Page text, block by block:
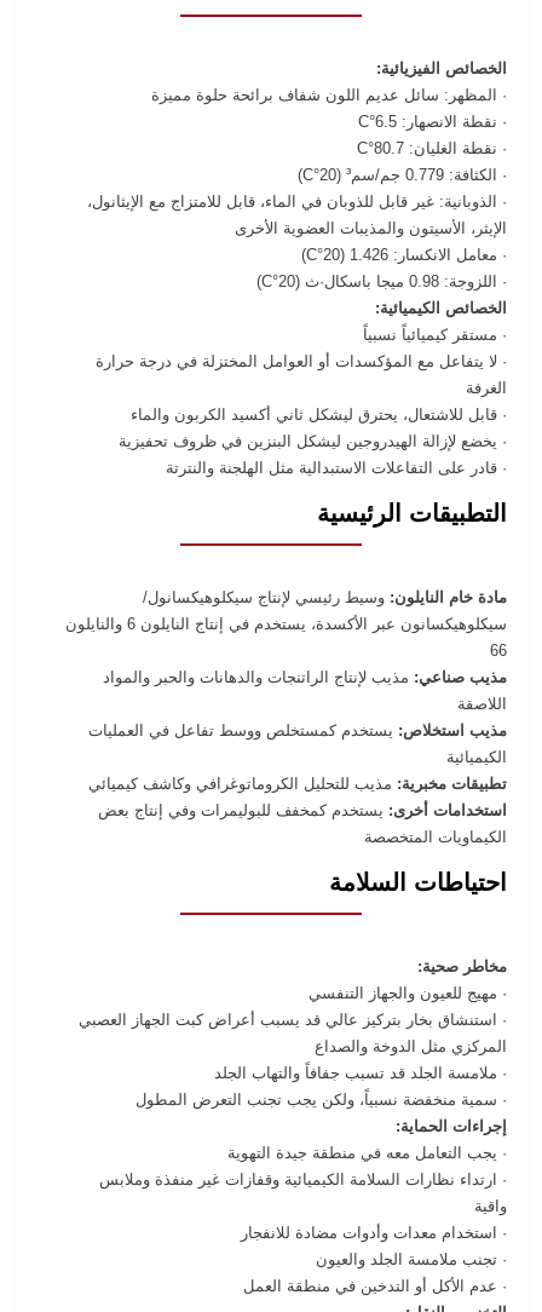
الخصائص الفيزيائية:
· المظهر: سائل عديم اللون شفاف برائحة حلوة مميزة
· نقطة الانصهار: 6.5°C
· نقطة الغليان: 80.7°C
· الكثافة: 0.779 جم/سم³ (20°C)
· الذوبانية: غير قابل للذوبان في الماء، قابل للامتزاج مع الإيثانول،
الإيثر، الأسيتون والمذيبات العضوية الأخرى
· معامل الانكسار: 1.426 (20°C)
· اللزوجة: 0.98 ميجا باسكال·ث (20°C)
الخصائص الكيميائية:
· مستقر كيميائياً نسبياً
· لا يتفاعل مع المؤكسدات أو العوامل المختزلة في درجة حرارة
الغرفة
· قابل للاشتعال، يحترق ليشكل ثاني أكسيد الكربون والماء
· يخضع لإزالة الهيدروجين ليشكل البنزين في ظروف تحفيزية
· قادر على التفاعلات الاستبدالية مثل الهلجنة والنترتة
التطبيقات الرئيسية
مادة خام النايلون: وسيط رئيسي لإنتاج سيكلوهيكسانول/
سيكلوهيكسانون عبر الأكسدة، يستخدم في إنتاج النايلون 6 والنايلون
66
مذيب صناعي: مذيب لإنتاج الراتنجات والدهانات والحبر والمواد
اللاصقة
مذيب استخلاص: يستخدم كمستخلص ووسط تفاعل في العمليات
الكيميائية
تطبيقات مخبرية: مذيب للتحليل الكروماتوغرافي وكاشف كيميائي
استخدامات أخرى: يستخدم كمخفف للبوليمرات وفي إنتاج بعض
الكيماويات المتخصصة
احتياطات السلامة
مخاطر صحية:
· مهيج للعيون والجهاز التنفسي
· استنشاق بخار بتركيز عالي قد يسبب أعراض كبت الجهاز العصبي
المركزي مثل الدوخة والصداع
· ملامسة الجلد قد تسبب جفافاً والتهاب الجلد
· سمية منخفضة نسبياً، ولكن يجب تجنب التعرض المطول
إجراءات الحماية:
· يجب التعامل معه في منطقة جيدة التهوية
· ارتداء نظارات السلامة الكيميائية وقفازات غير منفذة وملابس
واقية
· استخدام معدات وأدوات مضادة للانفجار
· تجنب ملامسة الجلد والعيون
· عدم الأكل أو التدخين في منطقة العمل